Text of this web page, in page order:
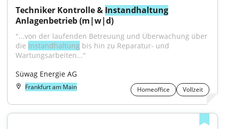
Techniker Kontrolle & Instandhaltung
Anlagenbetrieb (m|w|d)
"...von der laufenden Betreuung und Überwachung über
die Instandhaltung bis hin zu Reparatur- und
Wartungsarbeiten..."
Süwag Energie AG
Frankfurt am Main Homeoffice Vollzeit